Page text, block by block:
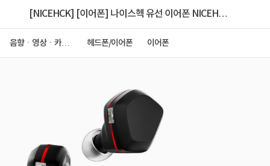
[NICEHCK] [이어폰] 나이스헥 유선 이어폰 NICEHCK
음향ㆍ영상ㆍ카메
헤드폰/이어폰 이어폰